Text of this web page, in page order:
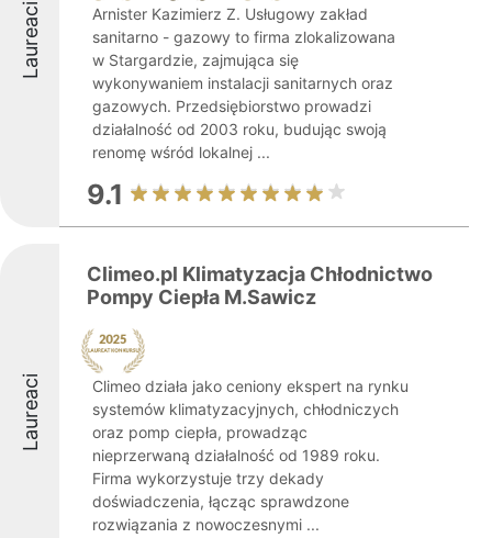
Laureaci
Arnister Kazimierz Z. Usługowy zakład
sanitarno - gazowy to firma zlokalizowana
w Stargardzie, zajmująca się
wykonywaniem instalacji sanitarnych oraz
gazowych. Przedsiębiorstwo prowadzi
działalność od 2003 roku, budując swoją
renomę wśród lokalnej ...
9.1
Laureaci
Climeo.pl Klimatyzacja Chłodnictwo
Pompy Ciepła M.Sawicz
Climeo działa jako ceniony ekspert na rynku
systemów klimatyzacyjnych, chłodniczych
oraz pomp ciepła, prowadząc
nieprzerwaną działalność od 1989 roku.
Firma wykorzystuje trzy dekady
doświadczenia, łącząc sprawdzone
rozwiązania z nowoczesnymi ...